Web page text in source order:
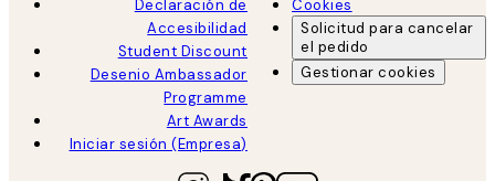
Declaración de
Accesibilidad
Student Discount
Desenio Ambassador
Programme
Art Awards
Iniciar sesión (Empresa)
Cookies
Solicitud para cancelar
el pedido
Gestionar cookies